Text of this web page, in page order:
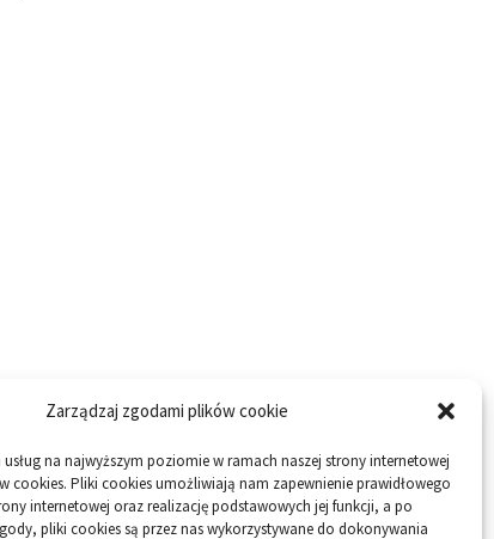
Zarządzaj zgodami plików cookie
usług na najwyższym poziomie w ramach naszej strony internetowej
cookies. Pliki cookies umożliwiają nam zapewnienie prawidłowego
internetowej oraz realizację podstawowych jej funkcji, a po
pliki cookies są przez nas wykorzystywane do dokonywania